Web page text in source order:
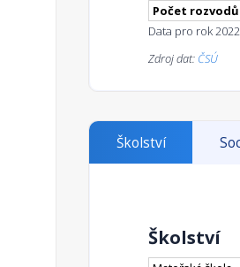
Počet rozvodů
Data pro rok 2022
Zdroj dat: ČSÚ
Školství
Školství